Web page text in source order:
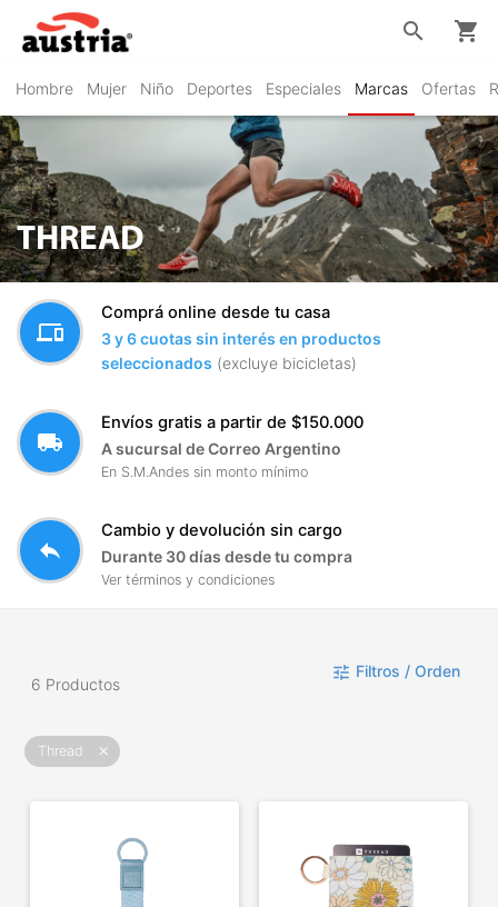
Hombre Mujer Niño Deportes Especiales Marcas Ofertas
search shopping_cart
THREAD
devices
Comprá online desde tu casa
3 y 6 cuotas sin interés en productos
seleccionados (excluye bicicletas)
local_shipping
Envíos gratis a partir de $150.000
A sucursal de Correo Argentino
En S.M.Andes sin monto mínimo
reply
Cambio y devolución sin cargo
Durante 30 días desde tu compra
Ver términos y condiciones
6 Productos
tune Filtros / Orden
Thread close